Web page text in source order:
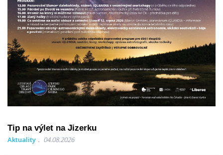
Tip na výlet na Jizerku
Aktuality 04.08.2026